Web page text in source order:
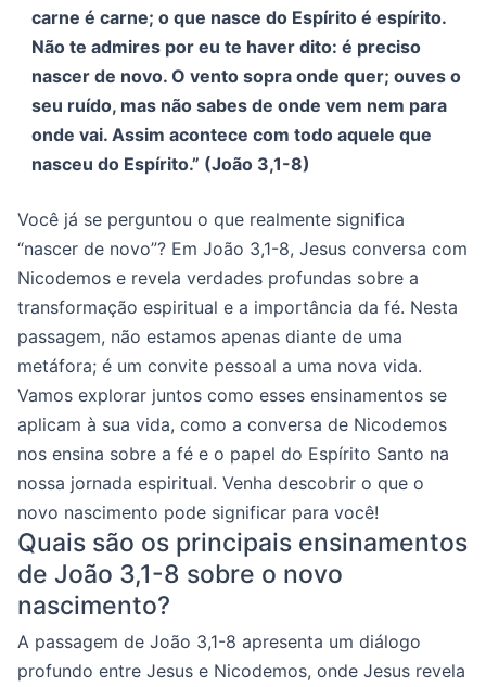
carne é carne; o que nasce do Espírito é espírito.
Não te admires por eu te haver dito: é preciso
nascer de novo. O vento sopra onde quer; ouves o
seu ruído, mas não sabes de onde vem nem para
onde vai. Assim acontece com todo aquele que
nasceu do Espírito.” (João 3,1-8)
Você já se perguntou o que realmente significa
“nascer de novo”? Em João 3,1-8, Jesus conversa com
Nicodemos e revela verdades profundas sobre a
transformação espiritual e a importância da fé. Nesta
passagem, não estamos apenas diante de uma
metáfora; é um convite pessoal a uma nova vida.
Vamos explorar juntos como esses ensinamentos se
aplicam à sua vida, como a conversa de Nicodemos
nos ensina sobre a fé e o papel do Espírito Santo na
nossa jornada espiritual. Venha descobrir o que o
novo nascimento pode significar para você!
Quais são os principais ensinamentos
de João 3,1-8 sobre o novo
nascimento?
A passagem de João 3,1-8 apresenta um diálogo
profundo entre Jesus e Nicodemos, onde Jesus revela